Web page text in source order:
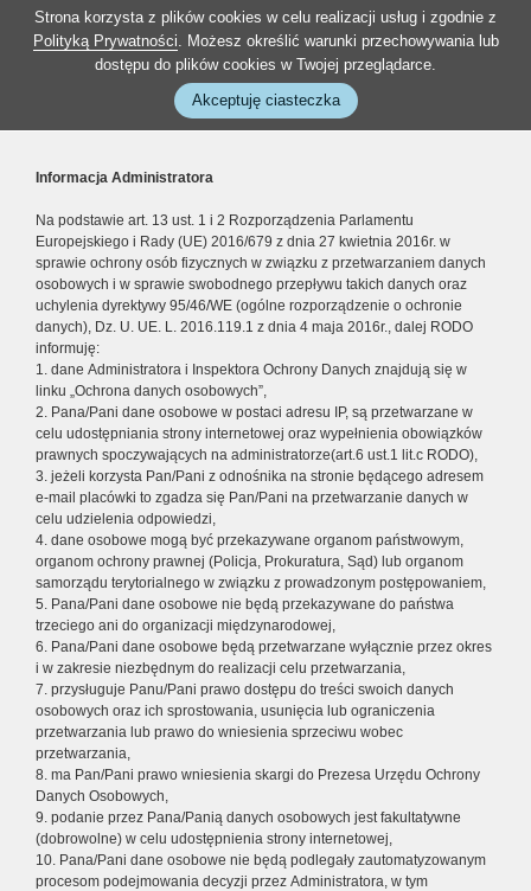
Strona korzysta z plików cookies w celu realizacji usług i zgodnie z
Polityką Prywatności. Możesz określić warunki przechowywania lub
dostępu do plików cookies w Twojej przeglądarce.
Akceptuję ciasteczka
Informacja Administratora
Na podstawie art. 13 ust. 1 i 2 Rozporządzenia Parlamentu
Europejskiego i Rady (UE) 2016/679 z dnia 27 kwietnia 2016r. w
sprawie ochrony osób fizycznych w związku z przetwarzaniem danych
osobowych i w sprawie swobodnego przepływu takich danych oraz
uchylenia dyrektywy 95/46/WE (ogólne rozporządzenie o ochronie
danych), Dz. U. UE. L. 2016.119.1 z dnia 4 maja 2016r., dalej RODO
informuję:
1. dane Administratora i Inspektora Ochrony Danych znajdują się w
linku „Ochrona danych osobowych”,
2. Pana/Pani dane osobowe w postaci adresu IP, są przetwarzane w
celu udostępniania strony internetowej oraz wypełnienia obowiązków
prawnych spoczywających na administratorze(art.6 ust.1 lit.c RODO),
3. jeżeli korzysta Pan/Pani z odnośnika na stronie będącego adresem
e-mail placówki to zgadza się Pan/Pani na przetwarzanie danych w
celu udzielenia odpowiedzi,
4. dane osobowe mogą być przekazywane organom państwowym,
organom ochrony prawnej (Policja, Prokuratura, Sąd) lub organom
samorządu terytorialnego w związku z prowadzonym postępowaniem,
5. Pana/Pani dane osobowe nie będą przekazywane do państwa
trzeciego ani do organizacji międzynarodowej,
6. Pana/Pani dane osobowe będą przetwarzane wyłącznie przez okres
i w zakresie niezbędnym do realizacji celu przetwarzania,
7. przysługuje Panu/Pani prawo dostępu do treści swoich danych
osobowych oraz ich sprostowania, usunięcia lub ograniczenia
przetwarzania lub prawo do wniesienia sprzeciwu wobec
przetwarzania,
8. ma Pan/Pani prawo wniesienia skargi do Prezesa Urzędu Ochrony
Danych Osobowych,
9. podanie przez Pana/Panią danych osobowych jest fakultatywne
(dobrowolne) w celu udostępnienia strony internetowej,
10. Pana/Pani dane osobowe nie będą podlegały zautomatyzowanym
procesom podejmowania decyzji przez Administratora, w tym